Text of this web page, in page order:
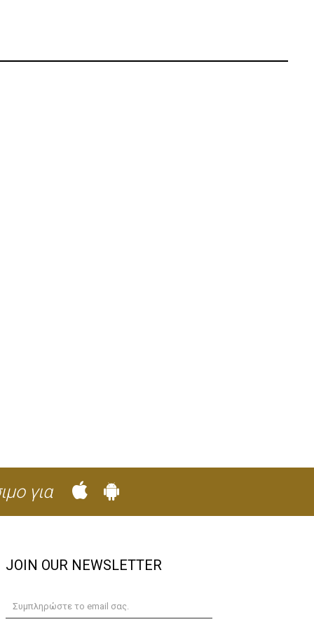
για
JOIN OUR NEWSLETTER